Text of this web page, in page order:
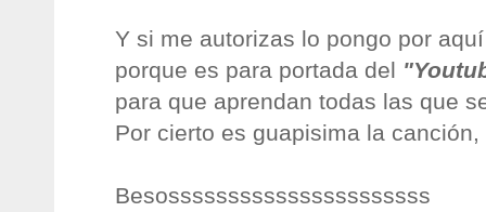
Y si me autorizas lo pongo por
porque es para portada del
para que aprendan todas las que
Por cierto es guapisima la
Besossssssssssssssssssssss